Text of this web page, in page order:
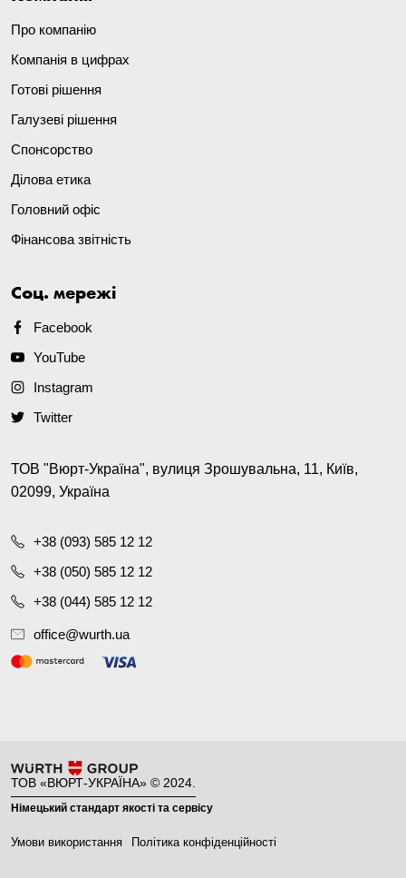
Про компанію
Компанія в цифрах
Готові рішення
Галузеві рішення
Спонсорство
Ділова етика
Головний офіс
Фінансова звітність
Соц. мережі
Facebook
YouTube
Instagram
Twitter
ТОВ "Вюрт-Україна", вулиця Зрошувальна, 11, Київ,
02099, Україна
+38 (093) 585 12 12
+38 (050) 585 12 12
+38 (044) 585 12 12
office@wurth.ua
ТОВ «ВЮРТ-УКРАЇНА» © 2024.
Німецький стандарт якості та сервісу
Умови використання Політика конфіденційності